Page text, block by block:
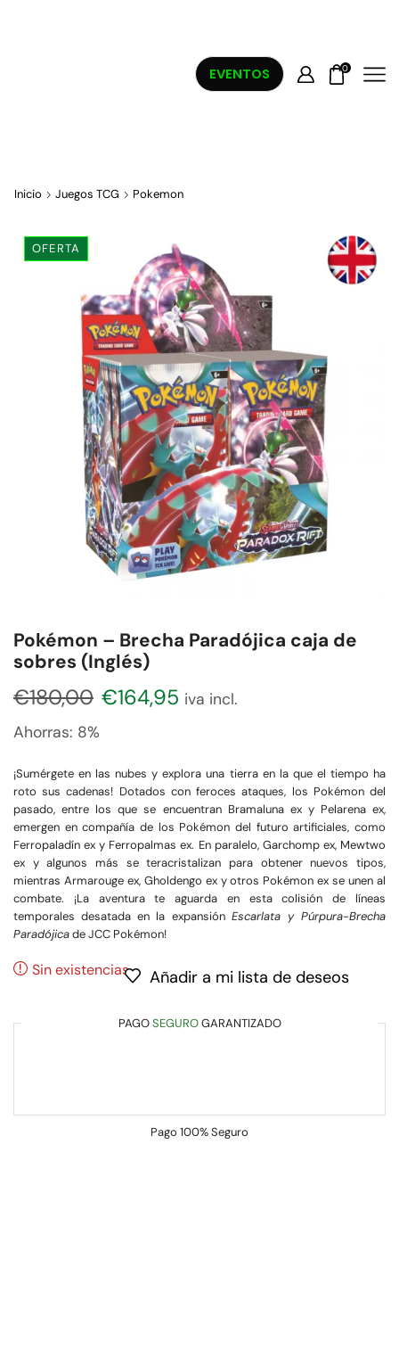
EVENTOS 0
Inicio Juegos TCG Pokemon
OFERTA
Pokémon – Brecha Paradójica caja de
sobres (Inglés)
€180,00 €164,95 iva incl.
Ahorras: 8%
¡Sumérgete en las nubes y explora una tierra en la que el tiempo ha
roto sus cadenas! Dotados con feroces ataques, los Pokémon del
pasado, entre los que se encuentran Bramaluna ex y Pelarena ex,
emergen en compañía de los Pokémon del futuro artificiales, como
Ferropaladín ex y Ferropalmas ex. En paralelo, Garchomp ex, Mewtwo
ex y algunos más se teracristalizan para obtener nuevos tipos,
mientras Armarouge ex, Gholdengo ex y otros Pokémon ex se unen al
combate. ¡La aventura te aguarda en esta colisión de líneas
temporales desatada en la expansión Escarlata y Púrpura-Brecha
Paradójicade JCC Pokémon!
Sin existencias Añadir a mi lista de deseos
PAGOSEGUROGARANTIZADO
Pago 100% Seguro